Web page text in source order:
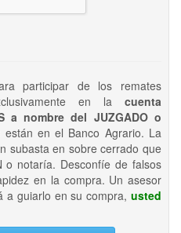
participar de los remates
en la cuenta
a nombre del JUZGADO o
en el Banco Agrario. La
subasta en sobre cerrado que
notaría. Desconfíe de falsos
en la compra. Un asesor
a guiarlo en su compra, usted